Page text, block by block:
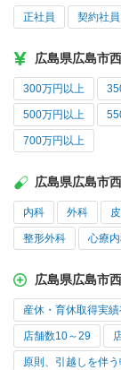
正社員 契約社
広島県広島市
300万円以上
500万円以上
700万円以上
広島県広島市
内科 外科
整形外科 心療
広島県広島市
産休・育休取得実績
店舗数10～29
原則、引越しを伴う